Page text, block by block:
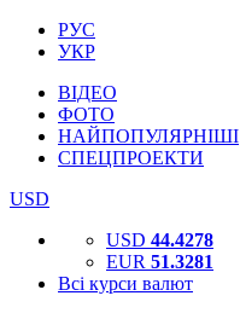
РУС
УКР
ВІДЕО
ФОТО
НАЙПОПУЛЯРНІШІ
СПЕЦПРОЕКТИ
USD
USD 44.4278
EUR 51.3281
Всі курси валют